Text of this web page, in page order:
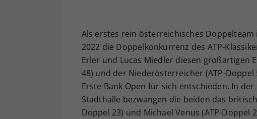
Als erstes rein österreichisches
2022 die Doppelkonkurrenz des ATP-
Erler und Lucas Miedler diesen großartigen
48) und der Niederösterreicher (ATP-
Erste Bank Open für sich entschieden. In
Stadthalle bezwangen die beiden das
Doppel 23) und Michael Venus (ATP-Doppel